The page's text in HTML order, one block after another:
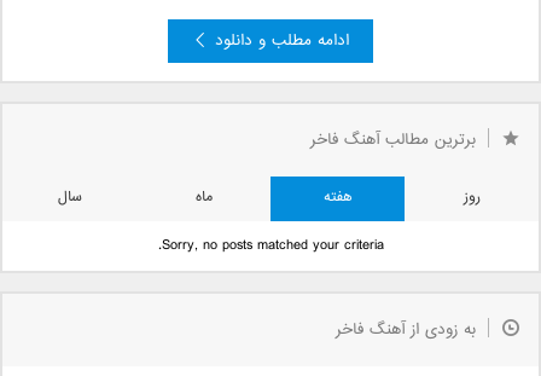
ادامه مطلب و دانلود
برترین مطالب آهنگ فاخر
روز هفته ماه
سال
Sorry, no posts matched your criteria.
به زودی از آهنگ فاخر